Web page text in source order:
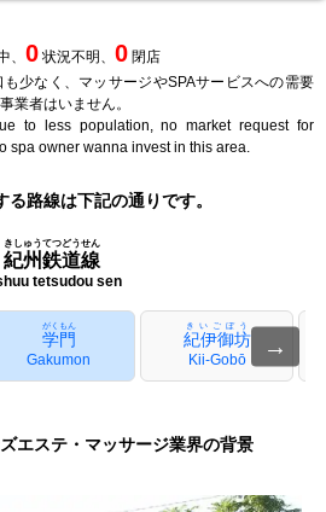
、 0 状況不明、 0 閉店
少なく、マッサージやSPAサービスへの需要
業者はいません。
to less population, no market request for
spa owner wanna invest in this area.
る路線は下記の通りです。
紀州鉄道線
きしゅうてつどうせん
tetsudou sen
学門
がくもん
Gakumon
紀伊御坊
きいごぼう
Kii-Gobō
→
エステ・マッサージ業界の背景